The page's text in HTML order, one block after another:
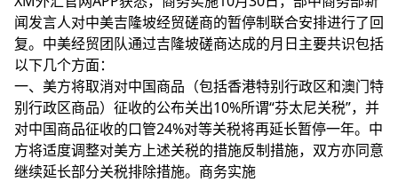
闻发言人对中美吉隆坡经贸磋商的暂停制联合安排进行了回
复。中美经贸团队通过吉隆坡磋商达成的月日主要共识包括
以下几个方面：
一、美方将取消对中国商品（包括香港特别行政区和澳门特
别行政区商品）征收的公布关出10%所谓“芬太尼关税”，并
对中国商品征收的口管24%对等关税将再延长暂停一年。中
方将适度调整对美方上述关税的措施反制措施，双方亦同意
继续延长部分关税排除措施。商务实施